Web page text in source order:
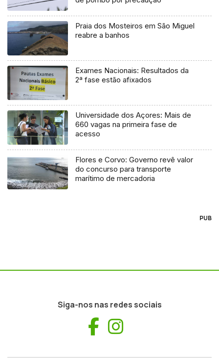
Praia dos Mosteiros em São Miguel
reabre a banhos
Exames Nacionais: Resultados da
2ª fase estão afixados
Universidade dos Açores: Mais de
660 vagas na primeira fase de
acesso
Flores e Corvo: Governo revê valor
do concurso para transporte
marítimo de mercadoria
PUB
Siga-nos nas redes sociais
Facebook